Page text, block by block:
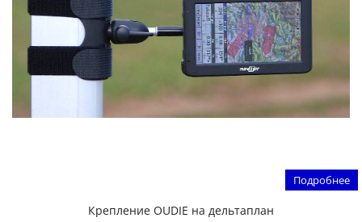
Подробнее
Крепление OUDIE на дельтаплан